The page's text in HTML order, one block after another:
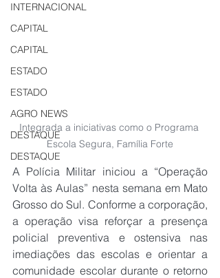
INTERNACIONAL
CAPITAL
CAPITAL
ESTADO
ESTADO
AGRO NEWS
DESTAQUE
DESTAQUE
Integrada a iniciativas como o Programa
Escola Segura, Família Forte
A Polícia Militar iniciou a “Operação
Volta às Aulas” nesta semana em Mato
Grosso do Sul. Conforme a corporação,
a operação visa reforçar a presença
policial preventiva e ostensiva nas
imediações das escolas e orientar a
comunidade escolar durante o retorno